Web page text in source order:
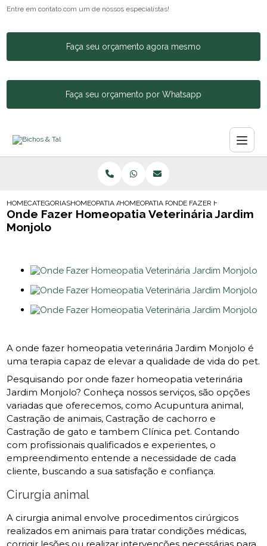
Entre em contato com um de nossos especialistas!
Faça seu orçamento agora mesmo
Faça seu orçamento por Whatsapp
HOMECATEGORIASHOMEOPATIA ANIMALHOMEOPATIA PARA ANSIEDADE CACHORRO
ONDE FAZER HOMEOPATIA
Onde Fazer Homeopatia Veterinária Jardim
Monjolo
A onde fazer homeopatia veterinária Jardim Monjolo é
uma terapia capaz de elevar a qualidade de vida do pet.
Pesquisando por onde fazer homeopatia veterinária
Jardim Monjolo? Conheça nossos serviços, são opções
variadas que oferecemos, como Acupuntura animal,
Castração de animais, Castração de cachorro e
Castração de gato e tambem Clínica pet. Contando
com profissionais qualificados e experientes, o
empreendimento entende a necessidade de cada
cliente, buscando a sua satisfação e confiança.
Cirurgia animal
A cirurgia animal envolve procedimentos cirúrgicos
realizados em animais para tratar condições médicas,